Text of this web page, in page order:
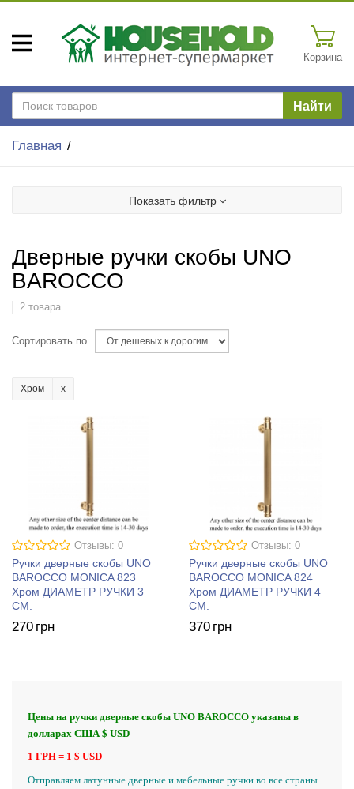
Корзина
Найти
Главная
Показать фильтр
Дверные ручки скобы UNO
BAROCCO
2 товара
Сортировать по
Хром
Отзывы: 0
Ручки дверные скобы UNO
BAROCCO MONICA 823
Хром ДИАМЕТР РУЧКИ 3
СМ.
270 грн
Отзывы: 0
Ручки дверные скобы UNO
BAROCCO MONICA 824
Хром ДИАМЕТР РУЧКИ 4
СМ.
370 грн
Цены на ручки дверные скобы UNO BAROCCO указаны в
долларах США $ USD
1 ГРН = 1 $ USD
Отправляем латунные дверные и мебельные ручки во все страны